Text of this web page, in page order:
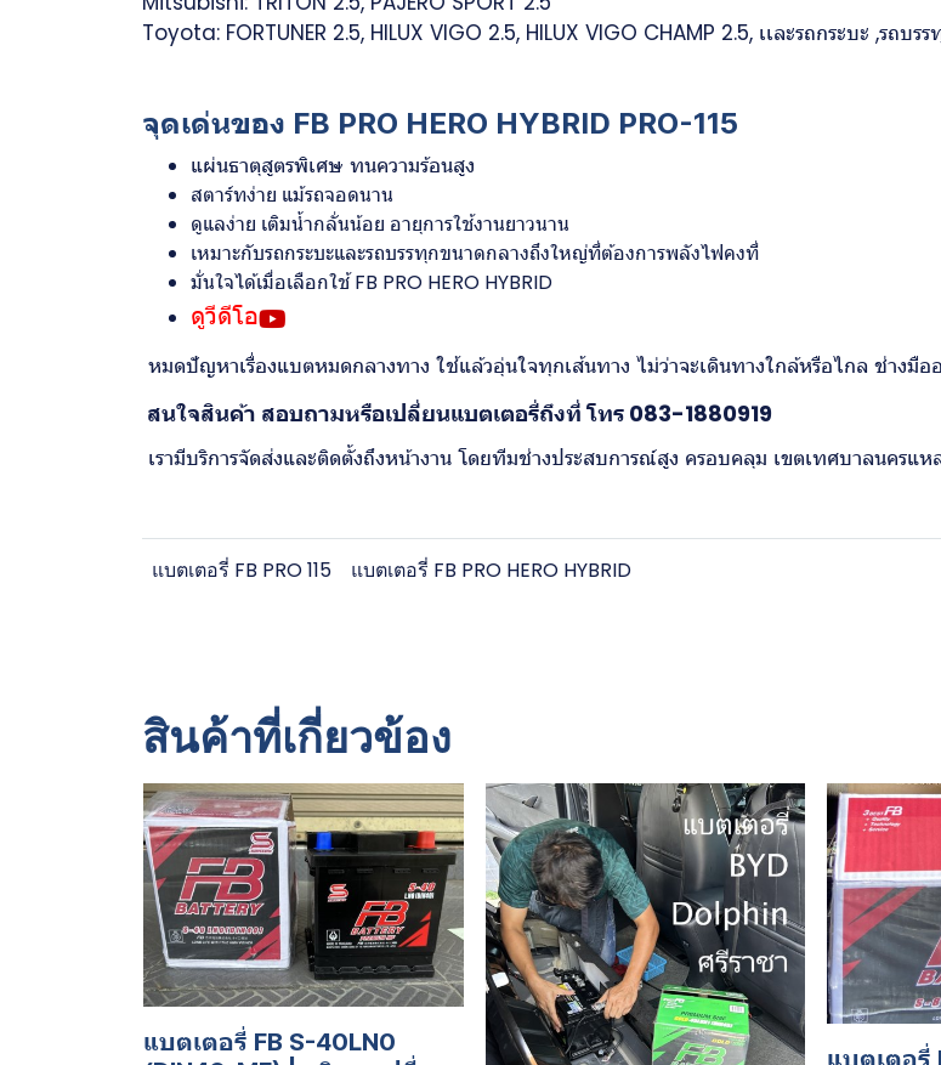
Toyota: FORTUNER 2.5, HILUX VIGO 2.5, HILUX VIGO CHAMP 2.5, เเละรถกระบะ ,รถบรร
จุดเด่นของ FB PRO HERO HYBRID PRO-115
แผ่นธาตุสูตรพิเศษ ทนความร้อนสูง
สตาร์ทง่าย แม้รถจอดนาน
ดูแลง่าย เติมน้ำกลั่นน้อย อายุการใช้งานยาวนาน
เหมาะกับรถกระบะและรถบรรทุกขนาดกลางถึงใหญ่ที่ต้องการพลังไฟคงที่
มั่นใจได้เมื่อเลือกใช้ FB PRO HERO HYBRID
ดูวีดีโอ
หมดปัญหาเรื่องแบตหมดกลางทาง ใช้แล้วอุ่นใจทุกเส้นทาง ไม่ว่าจะเดินทางใกล้หรือไกล ช่างมือ
สนใจสินค้า สอบถามหรือเปลี่ยนแบตเตอรี่ถึงที่ โทร 083-1880919
เรามีบริการจัดส่งและติดตั้งถึงหน้างาน โดยทีมช่างประสบการณ์สูง ครอบคลุม เขตเทศบาลนครแ
แบตเตอรี่ FB PRO 115 แบตเตอรี่ FB PRO HERO HYBRID
สินค้าที่เกี่ยวข้อง
แบตเตอรี่ FB S-40LN0
แบตเตอรี่